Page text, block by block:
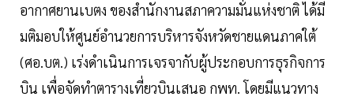
อากาศยานเบตง ของสำนักงานสภาความมั่นแห่งชาติ ได้มี
มติมอบให้ศูนย์อำนวยการบริหารจังหวัดชายแดนภาคใต้
(ศอ.บต.) เร่งดำเนินการเจรจากับผู้ประกอบการธุรกิจการ
บิน เพื่อจัดทำตารางเที่ยวบินเสนอ กพท. โดยมีแนวทาง